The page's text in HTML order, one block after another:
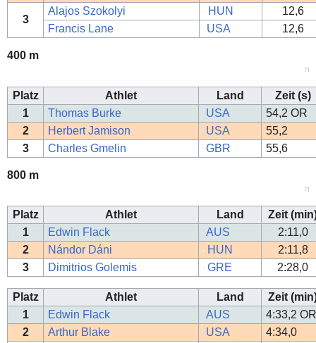
3
Alajos Szokolyi HUN
12,6
Francis Lane
USA 12,6
400 m
Platz Athlet Land
Zeit (s)
1
Thomas Burke USA 54,2OR
2
Herbert Jamison USA
55,2
3
Charles Gmelin GBR 55,6
800 m
Platz Athlet Land
Zeit
1
Edwin Flack AUS
2:11,0
2
Nándor Dáni HUN
2:11,8
3
Dimitrios Golemis GRE 2:28,0
Platz Athlet Land
Zeit
1
Edwin Flack AUS 4:33,2
2
Arthur Blake USA
4:34,0